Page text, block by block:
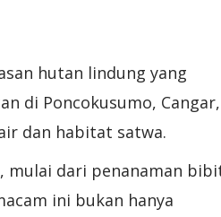
hutan lindung yang
di Poncokusumo, Cangar,
dan habitat satwa.
mulai dari penanaman
ini bukan hanya